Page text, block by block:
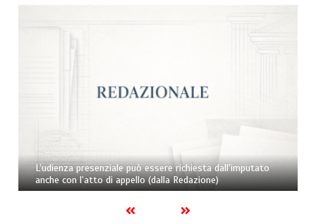
L’udienza presenziale può essere richiesta dall’imputato
anche con l’atto di appello (dalla Redazione)